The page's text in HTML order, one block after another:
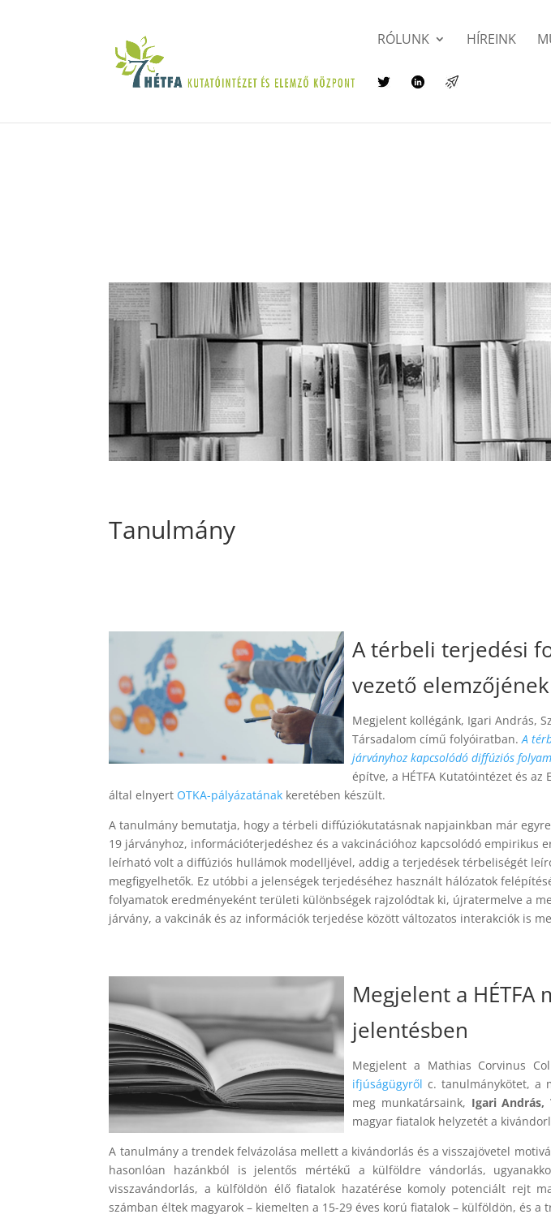
RÓLUNK HÍREINK
Tanulmány
A térbeli terjedési
vezető
Megjelent kollégánk, Igari András,
Társadalom című folyóiratban.A
járványhoz kapcsolódó diffúziós
építve, a HÉTFA Kutatóintézet és
által elnyert OTKA-pályázatának keretében készült.
A tanulmány bemutatja, hogy a térbeli diffúziókutatásnak napjainkban már
19 járványhoz, információterjedéshez és a vakcinációhoz kapcsolódó
leírható volt a diffúziós hullámok modelljével, addig a terjedések térbeliségét
megfigyelhetők. Ez utóbbi a jelenségek terjedéséhez használt hálózatok
folyamatok eredményeként területi különbségek rajzolódtak ki, újratermelve a
járvány, a vakcinák és az információk terjedése között változatos interakciók is
Megjelent a HÉTFA
jelentésben
Megjelent a Mathias Corvinus
ifjúságügyrőlc. tanulmánykötet, a
meg munkatársaink, Igari
magyar fiatalok helyzetét a
A tanulmány a trendek felvázolása mellett a kivándorlás és a visszajövetel
hasonlóan hazánkból is jelentős mértékű a külföldre vándorlás,
visszavándorlás, a külföldön élő fiatalok hazatérése komoly potenciált rejt
számban éltek magyarok – kiemelten a 15-29 éves korú fiatalok – külföldön, és